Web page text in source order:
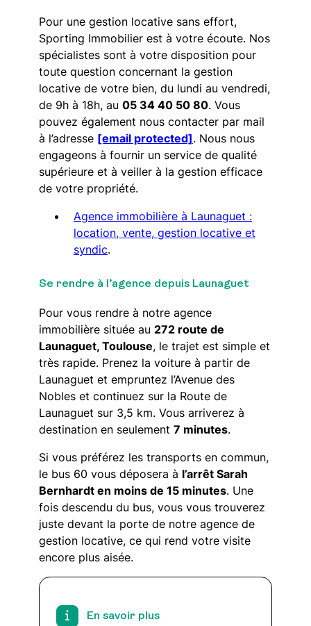
Pour une gestion locative sans effort,
Sporting Immobilier est à votre écoute. Nos
spécialistes sont à votre disposition pour
toute question concernant la gestion
locative de votre bien, du lundi au vendredi,
de 9h à 18h, au 05 34 40 50 80. Vous
pouvez également nous contacter par mail
à l’adresse [email protected]. Nous nous
engageons à fournir un service de qualité
supérieure et à veiller à la gestion efficace
de votre propriété.
Agence immobilière à Launaguet :
location, vente, gestion locative et
syndic.
Se rendre à l’agence depuis Launaguet
Pour vous rendre à notre agence
immobilière située au 272 route de
Launaguet, Toulouse, le trajet est simple et
très rapide. Prenez la voiture à partir de
Launaguet et empruntez l’Avenue des
Nobles et continuez sur la Route de
Launaguet sur 3,5 km. Vous arriverez à
destination en seulement 7 minutes.
Si vous préférez les transports en commun,
le bus 60 vous déposera à l’arrêt Sarah
Bernhardt en moins de 15 minutes. Une
fois descendu du bus, vous vous trouverez
juste devant la porte de notre agence de
gestion locative, ce qui rend votre visite
encore plus aisée.
En savoir plus